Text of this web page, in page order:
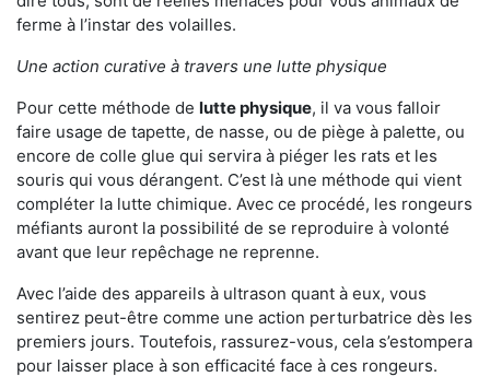
ferme à l’instar des volailles.
Une action curative à travers une lutte physique
Pour cette méthode de lutte physique, il va vous falloir
faire usage de tapette, de nasse, ou de piège à palette, ou
encore de colle glue qui servira à piéger les rats et les
souris qui vous dérangent. C’est là une méthode qui vient
compléter la lutte chimique. Avec ce procédé, les rongeurs
méfiants auront la possibilité de se reproduire à volonté
avant que leur repêchage ne reprenne.
Avec l’aide des appareils à ultrason quant à eux, vous
sentirez peut-être comme une action perturbatrice dès les
premiers jours. Toutefois, rassurez-vous, cela s’estompera
pour laisser place à son efficacité face à ces rongeurs.